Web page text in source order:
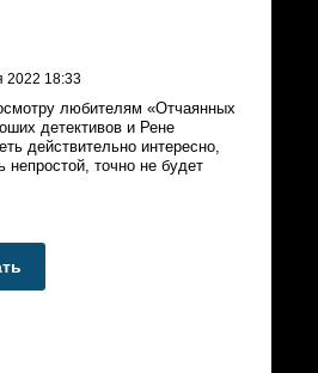
2022 18:33
любителям «Отчаянных
детективов и Рене
действительно интересно,
непростой, точно не будет